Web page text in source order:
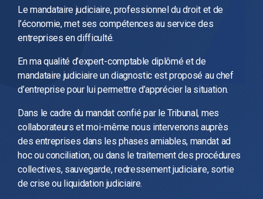
Le mandataire judiciaire, professionnel du droit et de
l’économie, met ses compétences au service des
entreprises en difficulté.
En ma qualité d’expert-comptable diplômé et de
mandataire judiciaire un diagnostic est proposé au chef
d’entreprise pour lui permettre d’apprécier la situation.
Dans le cadre du mandat confié par le Tribunal, mes
collaborateurs et moi-même nous intervenons auprès
des entreprises dans les phases amiables, mandat ad
hoc ou conciliation, ou dans le traitement des procédures
collectives, sauvegarde, redressement judiciaire, sortie
de crise ou liquidation judiciaire.